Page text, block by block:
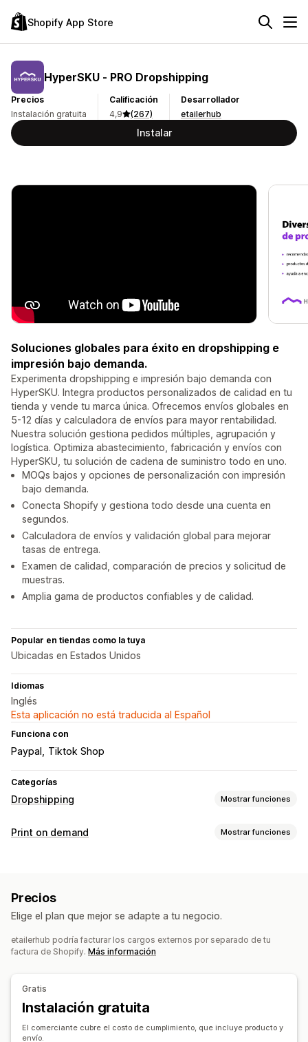
Shopify App Store
HyperSKU ‑ PRO Dropshipping
Precios
Instalación gratuita
Calificación
4,9
(267)
Desarrollador
etailerhub
Instalar
Soluciones globales para éxito en dropshipping e
impresión bajo demanda.
Experimenta dropshipping e impresión bajo demanda con
HyperSKU. Integra productos personalizados de calidad en tu
tienda y vende tu marca única. Ofrecemos envíos globales en
5-12 días y calculadora de envíos para mayor rentabilidad.
Nuestra solución gestiona pedidos múltiples, agrupación y
logística. Optimiza abastecimiento, fabricación y envíos con
HyperSKU, tu solución de cadena de suministro todo en uno.
MOQs bajos y opciones de personalización con impresión
bajo demanda.
Conecta Shopify y gestiona todo desde una cuenta en
segundos.
Calculadora de envíos y validación global para mejorar
tasas de entrega.
Examen de calidad, comparación de precios y solicitud de
muestras.
Amplia gama de productos confiables y de calidad.
Popular en tiendas como la tuya
Ubicadas en Estados Unidos
Idiomas
Inglés
Esta aplicación no está traducida al Español
Funciona con
Paypal Tiktok Shop
Categorías
Dropshipping Mostrar funciones
Productos que puedes adquirir
Productos deportivos
Negocio y oficina
Sucursales de abastecimiento
Print on demand Mostrar funciones
Personalización
Bolsos
Mantas Vestimenta Bordado Sombreros
Opciones de envío
Envío masivo
Envío personalizado Preparación general
Precios
Elige el plan que mejor se adapte a tu negocio.
etailerhub podría facturar los cargos externos por separado de tu
factura de Shopify. Más información
Gratis
Instalación gratuita
El comerciante cubre el costo de cumplimiento, que incluye producto y
envío.